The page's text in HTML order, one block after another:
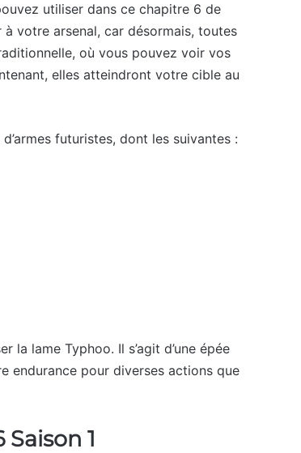
utiliser dans ce chapitre 6 de
votre arsenal, car désormais, toutes
où vous pouvez voir vos
elles atteindront votre cible au
futuristes, dont les suivantes :
lame Typhoo. Il s’agit d’une épée
endurance pour diverses actions que
1